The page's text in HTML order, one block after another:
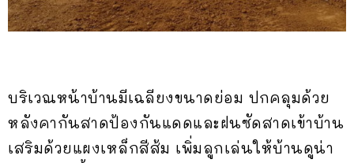
บริเวณหน้าบ้านมีเฉลียงขนาดย่อม ปกคลุมด้วย
หลังคากันสาดป้องกันแดดและฝนซัดสาดเข้าบ้าน
เสริมด้วยแผงเหล็กสีส้ม เพิ่มลูกเล่นให้บ้านดูน่า